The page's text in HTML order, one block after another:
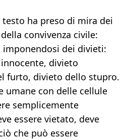
ha preso di mira dei
convivenza civile:
imponendosi dei divieti:
divieto
furto, divieto dello stupro.
umane con delle cellule
semplicemente
essere vietato, deve
che può essere